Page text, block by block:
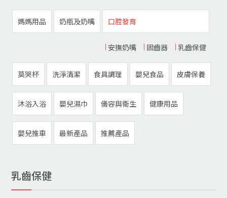
媽媽用品 奶瓶及奶嘴 口腔發育
安撫奶嘴 固齒器 乳齒保健
莫哭杯 洗淨清潔 食具調理 嬰兒食品 皮膚保養
沐浴入浴 嬰兒濕巾 儀容與衛生 健康用品
嬰兒推車 最新產品 推薦產品
乳齒保健